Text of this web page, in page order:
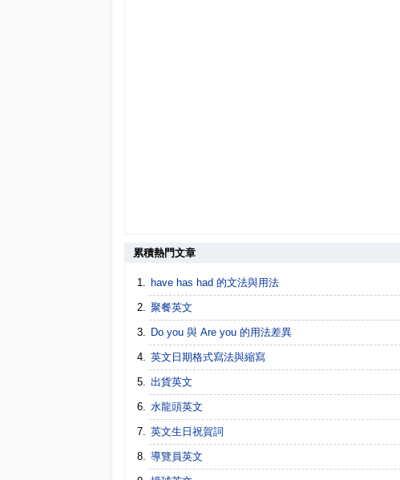
累積熱門文章
have has had 的文法與用法
聚餐英文
Do you 與 Are you 的用法差異
英文日期格式寫法與縮寫
出貨英文
水龍頭英文
英文生日祝賀詞
導覽員英文